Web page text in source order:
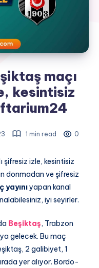
maçı
kesintisiz
1 min read 0
şifresiz izle, kesintisiz
donmadan ve şifresiz
yayınıyapan kanal
iyi seyirler.
Beşiktaş, Trabzon
gelecek. Bu maç
2 galibiyet, 1
yer alıyor. Bordo-